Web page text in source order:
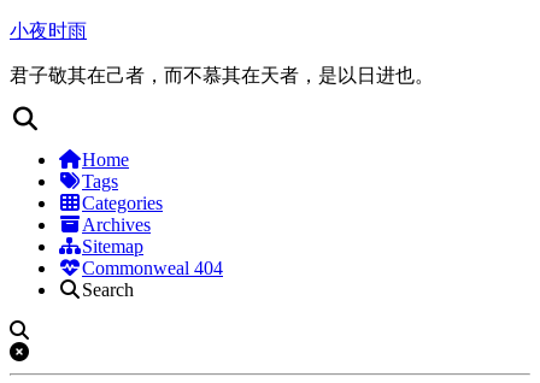
小夜时雨
君子敬其在己者，而不慕其在天者，是以日进也。
Home
Tags
Categories
Archives
Sitemap
Commonweal 404
Search